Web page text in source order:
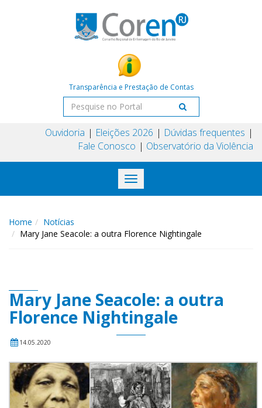
Transparência e Prestação de Contas
Ouvidoria Eleições 2026
Dúvidas frequentes
Fale Conosco
Observatório da Violência
Toggle
navigation
Home
Notícias
Mary Jane Seacole: a outra Florence Nightingale
Mary Jane Seacole: a outra
Florence Nightingale
14.05.2020